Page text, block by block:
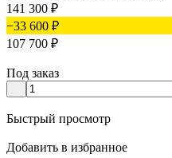
141 300 ₽
−33 600 ₽
107 700 ₽
Под заказ
Быстрый просмотр
Добавить в избранное